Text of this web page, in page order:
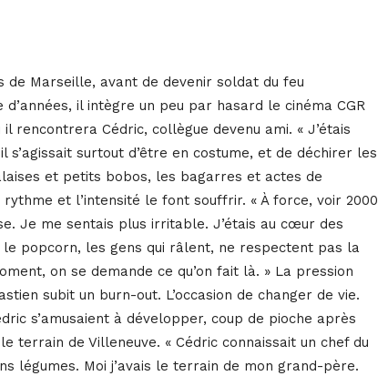
de Marseille, avant de devenir soldat du feu
il intègre un peu par hasard le cinéma CGR
il rencontrera Cédric, collègue devenu ami. « J’étais
surtout d’être en costume, et de déchirer les
et petits bobos, les bagarres et actes de
et l’intensité le font souffrir. « À force, voir 2000
Je me sentais plus irritable. J’étais au cœur des
popcorn, les gens qui râlent, ne respectent pas la
on se demande ce qu’on fait là. » La pression
subit un burn-out. L’occasion de changer de vie.
s’amusaient à développer, coup de pioche après
terrain de Villeneuve. « Cédric connaissait un chef du
légumes. Moi j’avais le terrain de mon grand-père.